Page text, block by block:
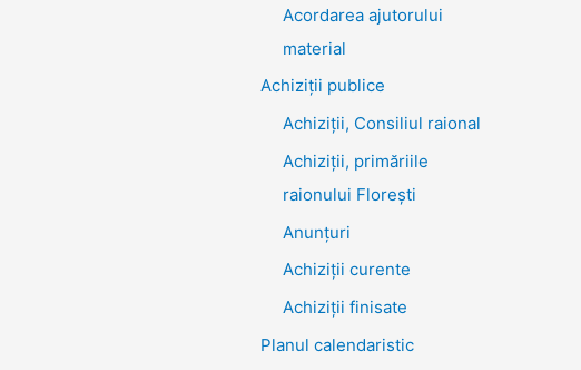
Acordarea ajutorului
material
Achiziţii publice
Achiziții, Consiliul raional
Achiziții, primăriile
raionului Florești
Anunțuri
Achiziții curente
Achiziții finisate
Planul calendaristic